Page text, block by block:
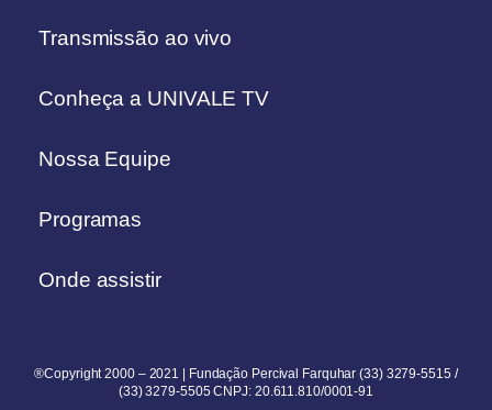
Transmissão ao vivo
Conheça a UNIVALE TV
Nossa Equipe
Programas
Onde assistir
®Copyright 2000 – 2021 | Fundação Percival Farquhar (33) 3279-5515 /
(33) 3279-5505 CNPJ: 20.611.810/0001-91